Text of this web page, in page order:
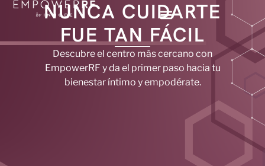
NUNCA CUIDARTE
FUE TAN FÁCIL
Descubre el centro más cercano con
EmpowerRF y da el primer paso hacia tu
bienestar íntimo y empodérate.